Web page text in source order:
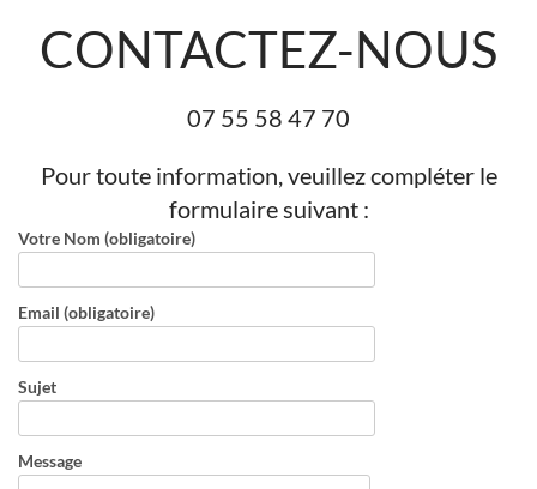
CONTACTEZ-NOUS
07 55 58 47 70
Pour toute information, veuillez compléter le
formulaire suivant :
Votre Nom (obligatoire)
Email (obligatoire)
Sujet
Message